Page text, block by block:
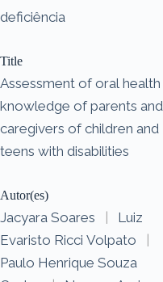
deficiência
Title
Assessment of oral health
knowledge of parents and
caregivers of children and
teens with disabilities
Autor(es)
Jacyara Soares |
Luiz
Evaristo Ricci Volpato
|
Paulo Henrique Souza